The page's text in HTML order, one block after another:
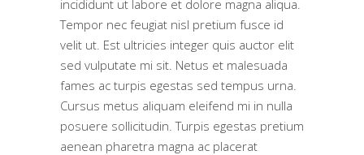
incididunt ut labore et dolore magna aliqua.
Tempor nec feugiat nisl pretium fusce id
velit ut. Est ultricies integer quis auctor elit
sed vulputate mi sit. Netus et malesuada
fames ac turpis egestas sed tempus urna.
Cursus metus aliquam eleifend mi in nulla
posuere sollicitudin. Turpis egestas pretium
aenean pharetra magna ac placerat